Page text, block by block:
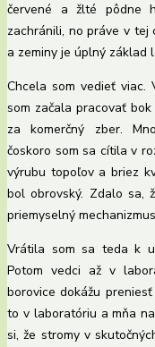
červené a žlté pôdne
zachránili, no práve v tej
a zeminy je úplný základ
Chcela som vedieť viac.
som začala pracovať
za komerčný zber.
čoskoro som sa cítila v
výrubu topoľov a briez
bol obrovský. Zdalo sa,
priemyselný
Vrátila som sa teda k
Potom vedci až v
borovice dokážu
to v laboratóriu a mňa
si, že stromy v